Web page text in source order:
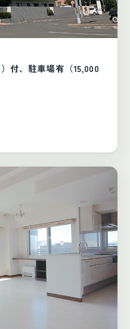
付、駐車場有（15,000